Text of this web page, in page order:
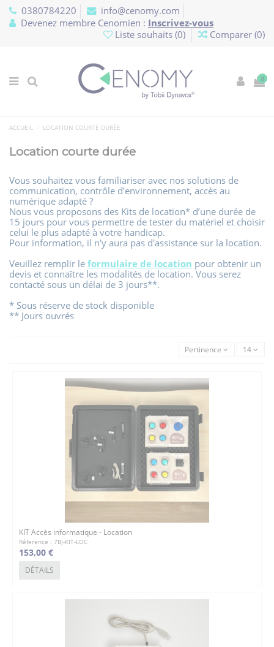
0380784220
info@cenomy.com
Devenez membre Cenomien : Inscrivez-vous
Liste souhaits (0) Comparer (0)
0
ACCUEIL LOCATION COURTE DURÉE
Location courte durée
Vous souhaitez vous familiariser avec nos solutions de
communication, contrôle d’environnement, accès au
numérique adapté ?
Nous vous proposons des Kits de location* d’une durée de
15 jours pour vous permettre de tester du matériel et choisir
celui le plus adapté à votre handicap.
Pour information, il n'y aura pas d'assistance sur la location.
Veuillez remplir le formulaire de location pour obtenir un
devis et connaître les modalités de location. Vous serez
contacté sous un délai de 3 jours**.
* Sous réserve de stock disponible
** Jours ouvrés
Pertinence 14
KIT Accès informatique - Location
Réference : 7BJ-KIT-LOC
153,00 €
DÉTAILS
Panneau de gestion des cookies